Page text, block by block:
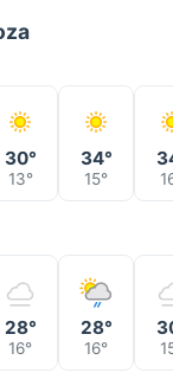
30°
13°
34°
15°
28°
16°
28°
16°